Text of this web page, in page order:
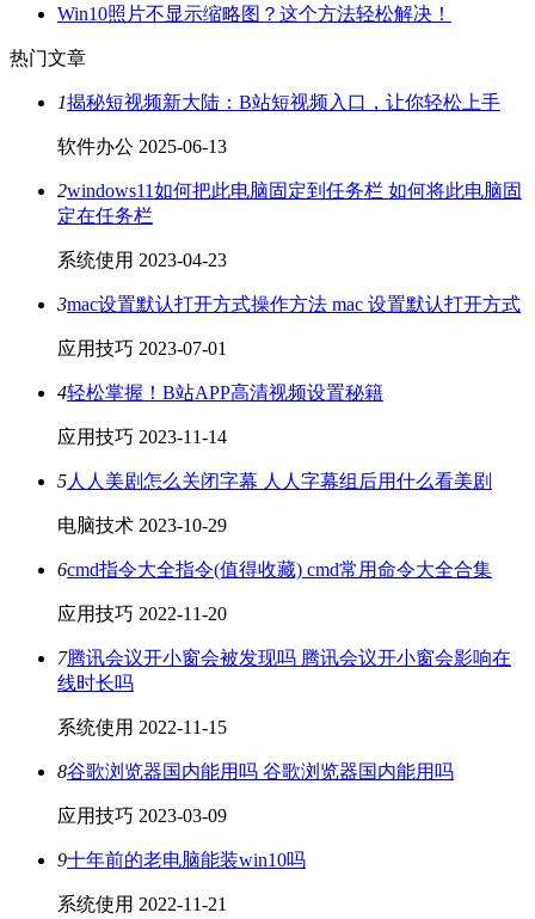
Win10照片不显示缩略图？这个方法轻松解决！
热门文章
1揭秘短视频新大陆：B站短视频入口，让你轻松上手
软件办公 2025-06-13
2windows11如何把此电脑固定到任务栏 如何将此电脑固
定在任务栏
系统使用 2023-04-23
3mac设置默认打开方式操作方法 mac 设置默认打开方式
应用技巧 2023-07-01
4轻松掌握！B站APP高清视频设置秘籍
应用技巧 2023-11-14
5人人美剧怎么关闭字幕 人人字幕组后用什么看美剧
电脑技术 2023-10-29
6cmd指令大全指令(值得收藏) cmd常用命令大全合集
应用技巧 2022-11-20
7腾讯会议开小窗会被发现吗 腾讯会议开小窗会影响在
线时长吗
系统使用 2022-11-15
8谷歌浏览器国内能用吗 谷歌浏览器国内能用吗
应用技巧 2023-03-09
9十年前的老电脑能装win10吗
系统使用 2022-11-21